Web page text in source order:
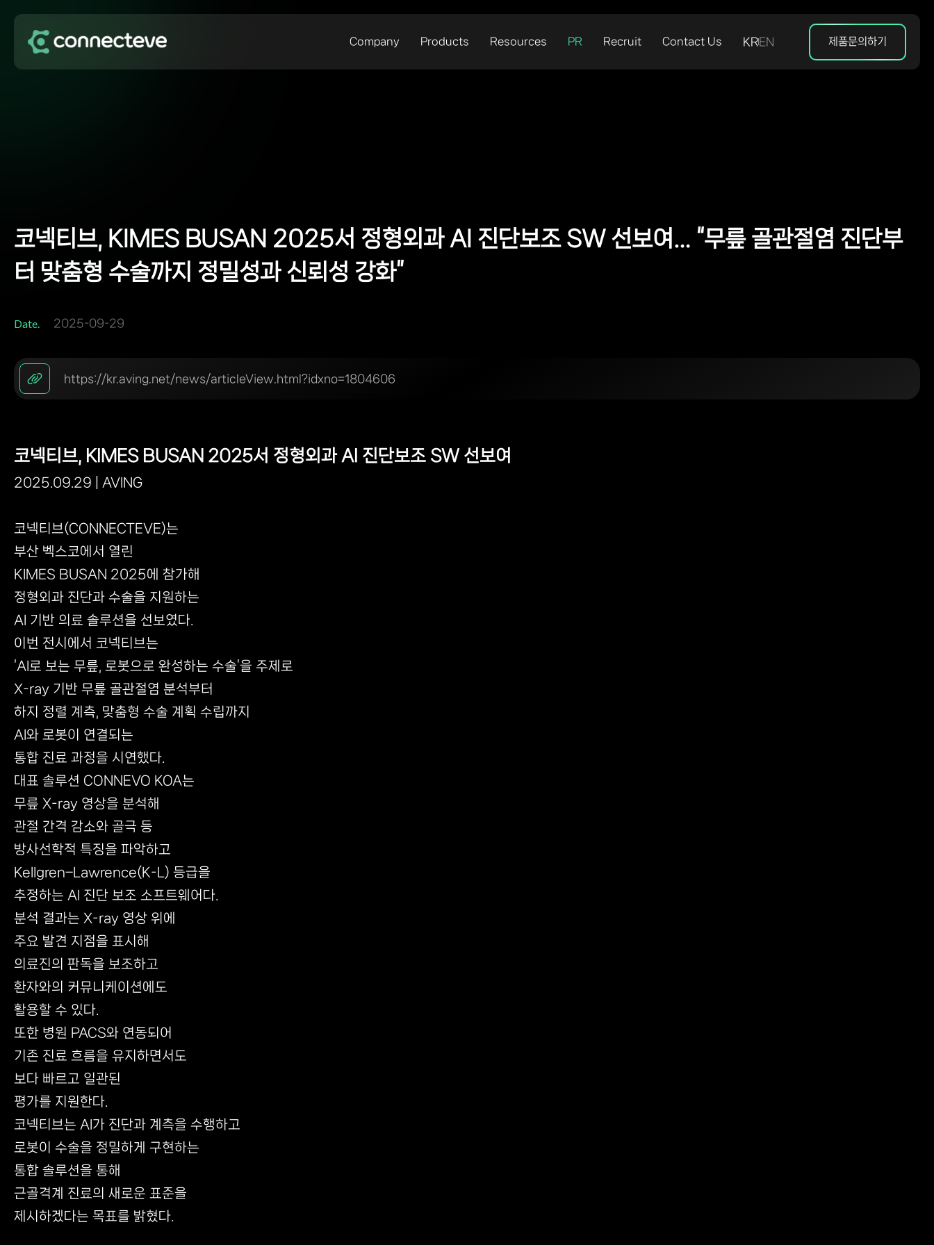
Company Products Resources PR Recruit Contact Us KREN 제품문의하기
코넥티브, KIMES BUSAN 2025서 정형외과 AI 진단보조 SW 선보여… “무릎 골관절염 진단부
터 맞춤형 수술까지 정밀성과 신뢰성 강화”
Date. 2025-09-29
https://kr.aving.net/news/articleView.html?idxno=1804606
코넥티브, KIMES BUSAN 2025서 정형외과 AI 진단보조 SW 선보여
2025.09.29 | AVING
코넥티브(CONNECTEVE)는
부산 벡스코에서 열린
KIMES BUSAN 2025에 참가해
정형외과 진단과 수술을 지원하는
AI 기반 의료 솔루션을 선보였다.
이번 전시에서 코넥티브는
‘AI로 보는 무릎, 로봇으로 완성하는 수술’을 주제로
X-ray 기반 무릎 골관절염 분석부터
하지 정렬 계측, 맞춤형 수술 계획 수립까지
AI와 로봇이 연결되는
통합 진료 과정을 시연했다.
대표 솔루션 CONNEVO KOA는
무릎 X-ray 영상을 분석해
관절 간격 감소와 골극 등
방사선학적 특징을 파악하고
Kellgren–Lawrence(K-L) 등급을
추정하는 AI 진단 보조 소프트웨어다.
분석 결과는 X-ray 영상 위에
주요 발견 지점을 표시해
의료진의 판독을 보조하고
환자와의 커뮤니케이션에도
활용할 수 있다.
또한 병원 PACS와 연동되어
기존 진료 흐름을 유지하면서도
보다 빠르고 일관된
평가를 지원한다.
코넥티브는 AI가 진단과 계측을 수행하고
로봇이 수술을 정밀하게 구현하는
통합 솔루션을 통해
근골격계 진료의 새로운 표준을
제시하겠다는 목표를 밝혔다.